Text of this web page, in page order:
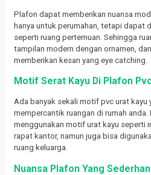
Plafon dapat memberikan nuansa
hanya untuk perumahan, tetapi dapat
seperti ruang pertemuan. Sehingga
tampilan modern dengan ornamen,
memberikan kesan yang eye catching.
Motif Serat Kayu Di Plafon
Ada banyak sekali motif pvc urat kayu
mempercantik ruangan di rumah anda.
menggunakan motif urat kayu seperti
rapat kantor, namun juga bisa
ruang keluarga.
Nuansa Plafon Yang